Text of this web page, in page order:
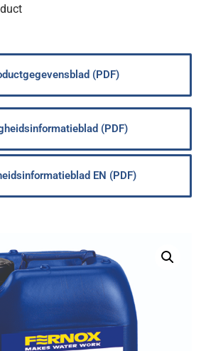
(PDF)
(PDF)
EN (PDF)